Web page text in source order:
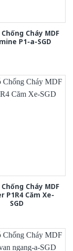
Cháy MDF
P1-a-SGD
Cháy MDF
P1R4 Căm Xe-
SGD